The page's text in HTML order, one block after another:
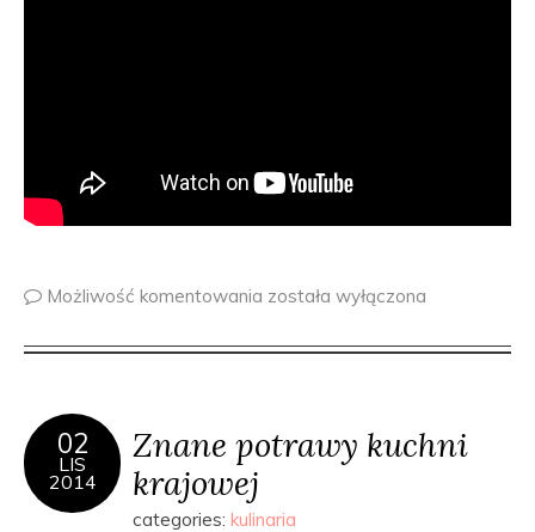
Możliwość komentowania została wyłączona
02
LIS
2014
Znane potrawy kuchni
krajowej
categories: kulinaria